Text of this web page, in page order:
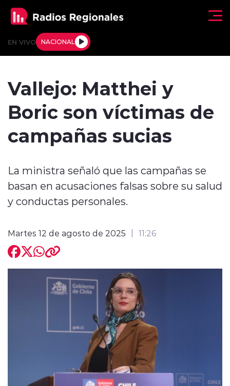
EN VIVO NACIONAL
Actualidad
Deportes
Internacional
Regiones al Aire
modo claro
Vallejo: Matthei y
Boric son víctimas de
campañas sucias
La ministra señaló que las campañas se
basan en acusaciones falsas sobre su salud
y conductas personales.
Martes 12 de agosto de 2025 11:26